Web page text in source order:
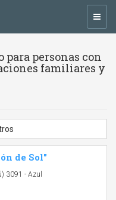
personas con
familiares y
de Sol"
3091 - Azul